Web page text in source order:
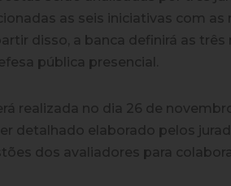
as seis iniciativas com
disso, a banca definirá as três
pública presencial.
realizada no dia 26 de
detalhado elaborado pelos
dos avaliadores para